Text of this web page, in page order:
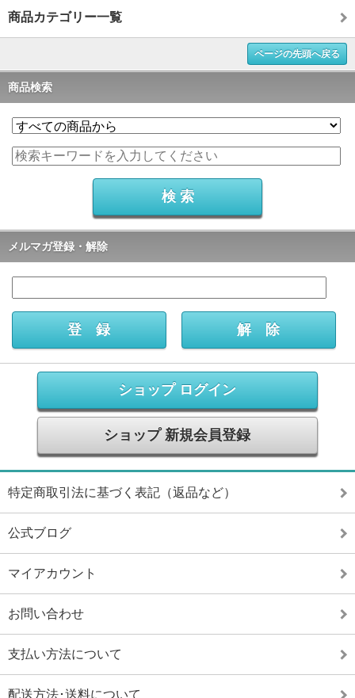
商品カテゴリー一覧
ページの先頭へ戻る
商品検索
メルマガ登録・解除
ショップ ログイン
ショップ 新規会員登録
特定商取引法に基づく表記（返品など）
公式ブログ
マイアカウント
お問い合わせ
支払い方法について
配送方法･送料について